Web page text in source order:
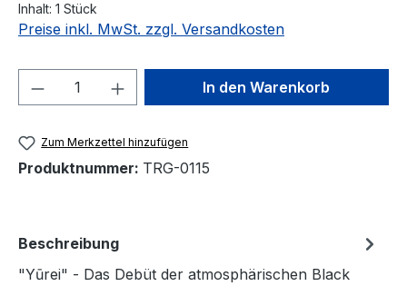
Inhalt: 1 Stück
Preise inkl. MwSt. zzgl. Versandkosten
Produkt Anzahl: Gib denIn den Warenkorb
Zum Merkzettel hinzufügen
Produktnummer: TRG-0115
Beschreibung
"Yūrei" - Das Debüt der atmosphärischen Black